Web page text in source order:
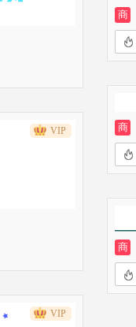
商
商
VIP
商
VIP